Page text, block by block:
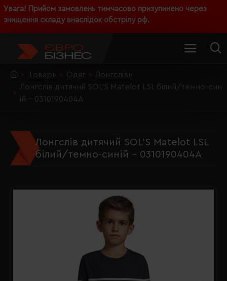
Увага! Прийом замовлень тимчасово призупинено через
знищення складу внаслідок обстрілу рф.
Товари Одяг
Лонгсліви
Лонгслів дитячий SOL'S Matelot LSL білий/темно-син
ій - 0310190404A
Лонгслів дитячий SOL'S Matelot LSL
білий/темно-синій - 0310190404A